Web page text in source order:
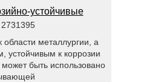
устойчивые
области металлургии, а
устойчивым к коррозии
быть использовано